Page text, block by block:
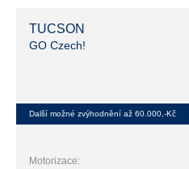
TUCSON
GO Czech!
Další možné zvýhodnění až 60.000,-Kč
Motorizace: